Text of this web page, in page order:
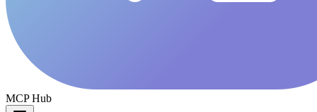
MCP Hub